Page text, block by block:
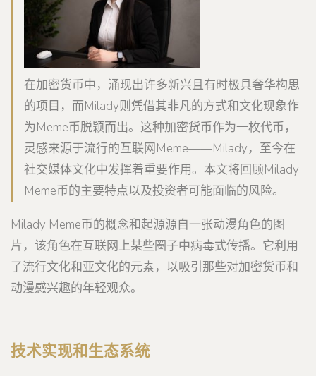
在加密货币中，涌现出许多新兴且有时极具奢华构思
的项目，而Milady则凭借其非凡的方式和文化现象作
为Meme币脱颖而出。这种加密货币作为一枚代币，
灵感来源于流行的互联网Meme——Milady，至今在
社交媒体文化中发挥着重要作用。本文将回顾Milady
Meme币的主要特点以及投资者可能面临的风险。
Milady Meme币的概念和起源源自一张动漫角色的图
片，该角色在互联网上某些圈子中病毒式传播。它利用
了流行文化和亚文化的元素，以吸引那些对加密货币和
动漫感兴趣的年轻观众。
技术实现和生态系统